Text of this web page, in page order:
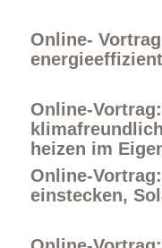
Online-
Online-
heizen im
Online-
einstecken,